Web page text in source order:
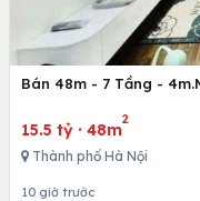
Bán 48m - 7 Tầng -
15.5 tỷ · 48m
2
Thành phố Hà Nội
10 giờ trước